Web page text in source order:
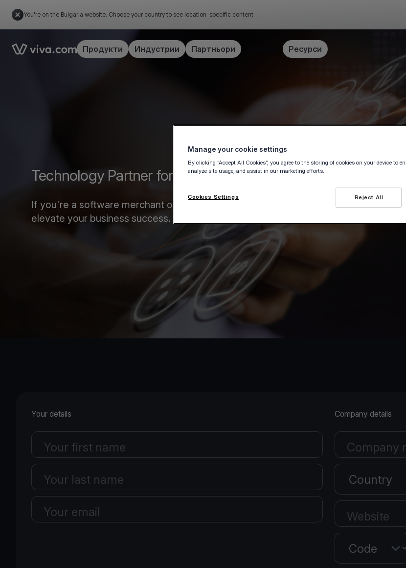
You're on the Bulgaria website. Choose your country to see location-specific content
Link to the homepageПродукти Индустрии Партньори Ресурси
Technology Partner form
If you're a software merchant or marketplace owner, fill in this form to
elevate your business success.
Your details
Your first name
Your last name
Your email
Company details
Company
Country
Website
Country
Manage your cookie settings
By clicking “Accept All Cookies”, you agree to the storing of cookies on your device to
analyze site usage, and assist in our marketing efforts.
Reject All
Cookies Settings